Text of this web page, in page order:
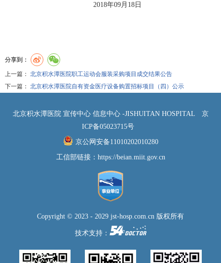
2018年09月18日
分享到：
上一篇： 北京积水潭医院职工运动会服装采购项目成交结果公告
下一篇： 北京积水潭医院自有资金医疗设备购置招标项目（四）公示
北京积水潭医院 宣传中心 信息中心 -JISHUITAN HOSPITAL
京
ICP备05023715号
京公网安备11010202010280
工信部链接： https://beian.miit.gov.cn
Copyright © 2023 - 2029 jst-hosp.com.cn 版权所有
技术支持：